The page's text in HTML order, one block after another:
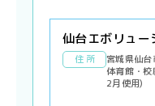
仙台エボリュー
住 所
宮城県仙
体育館・
2月使用)